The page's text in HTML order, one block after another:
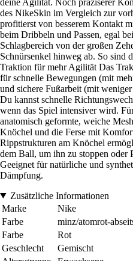
des NikeSkin im Vergleich zur
profitierst von besserem Kontakt
beim Dribbeln und Passen, egal
Schlagbereich von der großen
Schnürsenkel hinweg ab. So sind
Traktion für mehr Agilität Das
für schnelle Bewegungen (mit
und sichere Fußarbeit (mit
Du kannst schnelle
wenn das Spiel intensiver wird.
anatomisch geformte, weiche
Knöchel und die Ferse mit
Rippstrukturen am Knöchel
dem Ball, um ihn zu stoppen oder
Geeignet für natürliche und
Dämpfung.
Zusätzliche Informationen
Marke
Nike
Farbe
minz/atomrot-
Farbe
Rot
Geschlecht
Gemischt